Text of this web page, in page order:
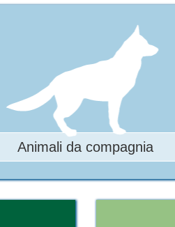
Animali da compagnia